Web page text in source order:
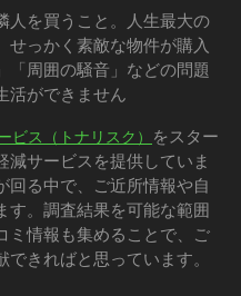
人を買うこと。人生最大の
せっかく素敵な物件が購入
「周囲の騒音」などの問題
活ができません
ビス（トナリスク） をスター
減サービスを提供していま
回る中で、ご近所情報や自
す。調査結果を可能な範囲
ミ情報も集めることで、ご
きればと思っています。